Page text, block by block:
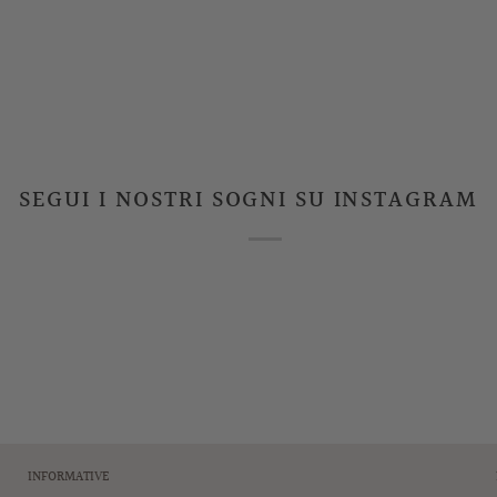
SEGUI I NOSTRI SOGNI SU INSTAGRAM
INFORMATIVE